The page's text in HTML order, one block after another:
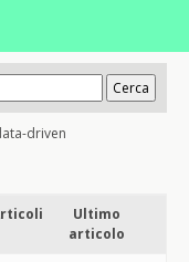
driven
Ultimo
articolo